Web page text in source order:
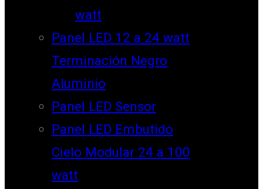
watt
Panel LED 12 a 24 watt
Terminación Negro
Aluminio
Panel LED Sensor
Panel LED Embutido
Cielo Modular 24 a 100
watt